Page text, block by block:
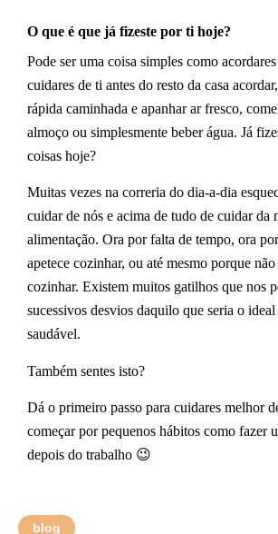
O que é que já fizeste por ti hoje?
Pode ser uma coisa simples como
cuidares de ti antes do resto da casa
rápida caminhada e apanhar ar fresco,
almoço ou simplesmente beber água. Já
coisas hoje?
Muitas vezes na correria do dia-a-dia
cuidar de nós e acima de tudo de cuidar da
alimentação. Ora por falta de tempo, ora
apetece cozinhar, ou até mesmo porque
cozinhar. Existem muitos gatilhos que nos
sucessivos desvios daquilo que seria o
saudável.
Também sentes isto?
Dá o primeiro passo para cuidares melhor
começar por pequenos hábitos como fazer
depois do trabalho 😉
blog